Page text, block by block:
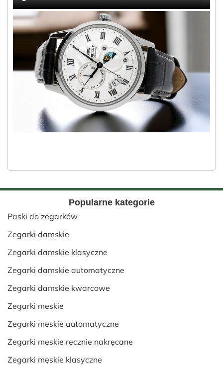
Popularne kategorie
Paski do zegarków
Zegarki damskie
Zegarki damskie klasyczne
Zegarki damskie automatyczne
Zegarki damskie kwarcowe
Zegarki męskie
Zegarki męskie automatyczne
Zegarki męskie ręcznie nakręcane
Zegarki męskie klasyczne